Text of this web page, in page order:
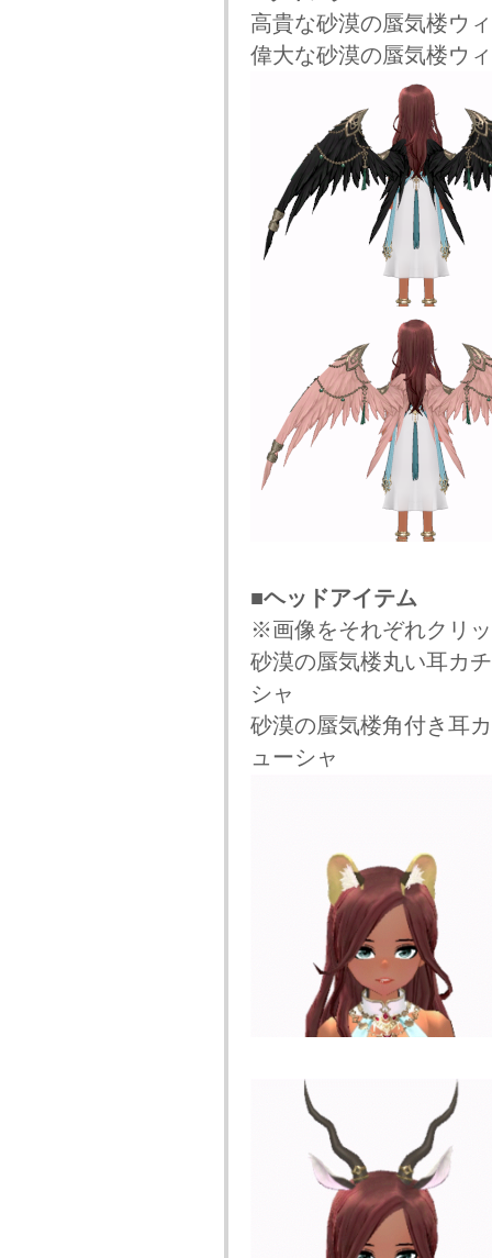
高貴な砂漠の蜃気楼ウ
偉大な砂漠の蜃気楼ウ
■ヘッドアイテム
※画像をそれぞれクリ
砂漠の蜃気楼丸い耳カ
シャ
砂漠の蜃気楼角付き耳
ューシャ